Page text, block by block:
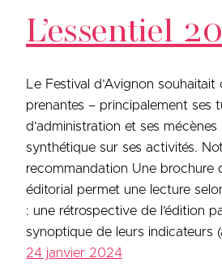
L’essentiel
Le Festival d’Avignon
prenantes – principalement ses
d’administration et ses
synthétique sur ses activités.
recommandation Une brochure
éditorial permet une lecture
: une rétrospective de l’édition
synoptique de leurs indicateurs
24 janvier 2024